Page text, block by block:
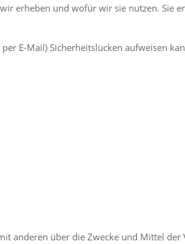
erheben und wofür wir sie nutzen. Sie
E-Mail) Sicherheitslücken aufweisen
anderen über die Zwecke und Mittel der